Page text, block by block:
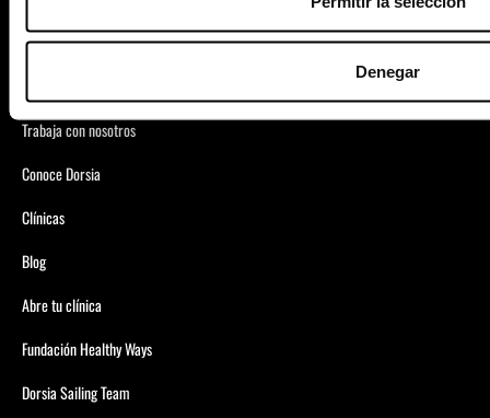
Denegar
Especialistas
Trabaja con nosotros
Conoce Dorsia
Clínicas
Blog
Abre tu clínica
Fundación Healthy Ways
Dorsia Sailing Team